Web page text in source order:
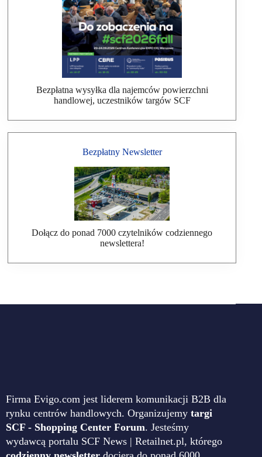
Bezpłatna wysyłka dla najemców powierzchni
handlowej, uczestników targów SCF
Bezpłatny Newsletter
Dołącz do ponad 7000 czytelników codziennego
newslettera!
Firma Evigo.com jest liderem komunikacji B2B dla
rynku centrów handlowych. Organizujemy targi
SCF - Shopping Center Forum. Jesteśmy
wydawcą portalu SCF News | Retailnet.pl, którego